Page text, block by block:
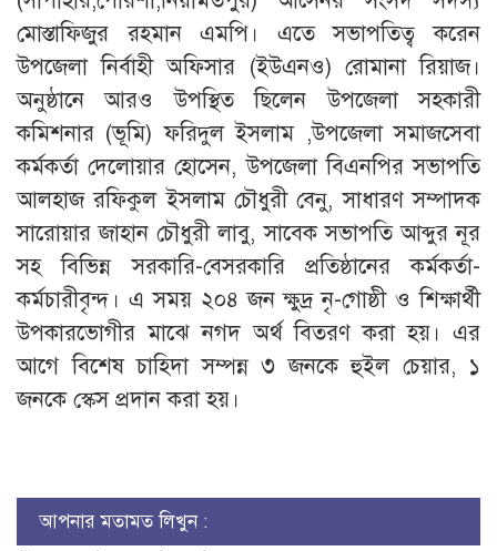
মোস্তাফিজুর রহমান এমপি। এতে সভাপতিত্ব করেন
উপজেলা নির্বাহী অফিসার (ইউএনও) রোমানা রিয়াজ।
অনুষ্ঠানে আরও উপস্থিত ছিলেন উপজেলা সহকারী
কমিশনার (ভূমি) ফরিদুল ইসলাম ,উপজেলা সমাজসেবা
কর্মকর্তা দেলোয়ার হোসেন, উপজেলা বিএনপির সভাপতি
আলহাজ রফিকুল ইসলাম চৌধুরী বেনু, সাধারণ সম্পাদক
সারোয়ার জাহান চৌধুরী লাবু, সাবেক সভাপতি আব্দুর নূর
সহ বিভিন্ন সরকারি-বেসরকারি প্রতিষ্ঠানের কর্মকর্তা-
কর্মচারীবৃন্দ। এ সময় ২০৪ জন ক্ষুদ্র নৃ-গোষ্ঠী ও শিক্ষার্থী
উপকারভোগীর মাঝে নগদ অর্থ বিতরণ করা হয়। এর
আগে বিশেষ চাহিদা সম্পন্ন ৩ জনকে হুইল চেয়ার, ১
জনকে স্কেস প্রদান করা হয়।
আপনার মতামত লিখুন :